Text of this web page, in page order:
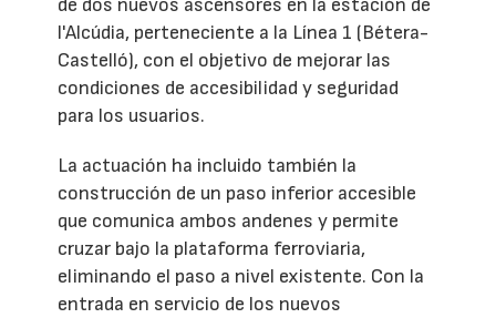
de dos nuevos ascensores en la estación de
l'Alcúdia, perteneciente a la Línea 1 (Bétera-
Castelló), con el objetivo de mejorar las
condiciones de accesibilidad y seguridad
para los usuarios.
La actuación ha incluido también la
construcción de un paso inferior accesible
que comunica ambos andenes y permite
cruzar bajo la plataforma ferroviaria,
eliminando el paso a nivel existente. Con la
entrada en servicio de los nuevos